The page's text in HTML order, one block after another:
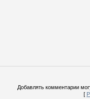
Добавлять комментарии
[